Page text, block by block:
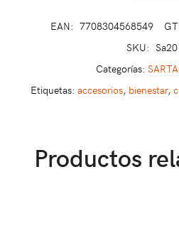
EAN: 7708304568549
SKU:
Categorías:
Etiquetas: accesorios, bienestar,
Productos